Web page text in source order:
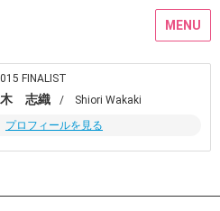
MENU
FINALIST
志織
/ Shiori Wakaki
プロフィールを見る